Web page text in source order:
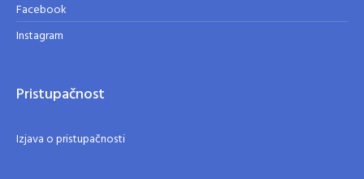
Facebook
Instagram
Pristupačnost
Izjava o pristupačnosti